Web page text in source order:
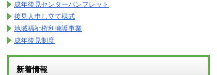
成年後見センターパンフレット
後見人申し立て様式
地域福祉権利擁護事業
成年後見制度
新着情報